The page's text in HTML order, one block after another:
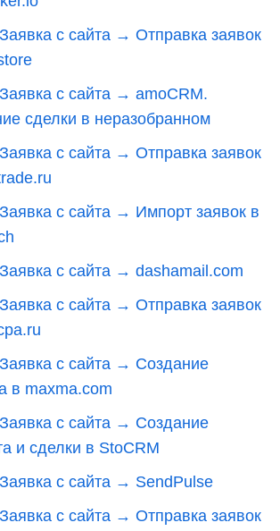
с сайта → Отправка заявок
с сайта → amoCRM.
сделки в неразобранном
с сайта → Отправка заявок
с сайта → Импорт заявок в
с сайта → dashamail.com
с сайта → Отправка заявок
с сайта → Создание
в maxma.com
с сайта → Создание
и сделки в StoCRM
с сайта → SendPulse
с сайта → Отправка заявок